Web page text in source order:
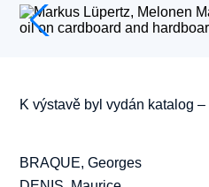
K výstavě byl vydán katalog –
BRAQUE, Georges